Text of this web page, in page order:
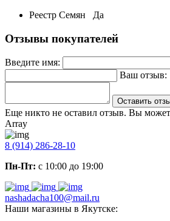
Реестр Семян
Да
Отзывы покупателей
Введите имя:
Ваш отзыв:
Оставить
Еще никто не оставил отзыв. Вы
Array
8 (914) 286-28-10
Пн-Пт: с 10:00 до 19:00
nashadacha100@mail.ru
Наши магазины в Якутске: